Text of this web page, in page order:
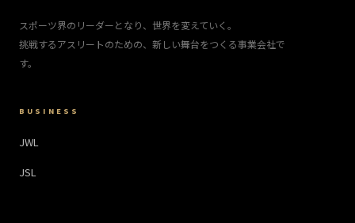
スポーツ界のリーダーとなり、世界を変えていく。
挑戦するアスリートのための、新しい舞台をつくる事業会社で
す。
BUSINESS
JWL
JSL